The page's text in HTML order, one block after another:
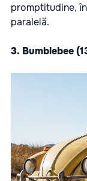
promptitudine,
paralelă.
3. Bumblebee